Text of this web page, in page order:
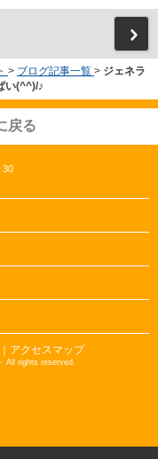
> ブログ記事一覧 > ジェネラ
い(^^)/♪
戻る
30
｜アクセスマップ
All rights reserved.